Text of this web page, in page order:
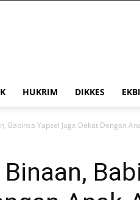
HUKRIM DIKKES
Babinsa Yapsel Juga Dekat Dengan